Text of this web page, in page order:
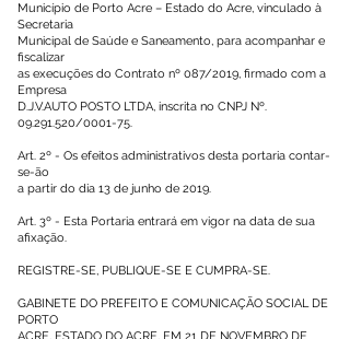
Município de Porto Acre – Estado do Acre, vinculado à
Secretaria
Municipal de Saúde e Saneamento, para acompanhar e
fiscalizar
as execuções do Contrato nº 087/2019, firmado com a
Empresa
D.J.V.AUTO POSTO LTDA, inscrita no CNPJ Nº.
09.291.520/0001-75.
Art. 2º - Os efeitos administrativos desta portaria contar-
se-ão
a partir do dia 13 de junho de 2019.
Art. 3º - Esta Portaria entrará em vigor na data de sua
afixação.
REGISTRE-SE, PUBLIQUE-SE E CUMPRA-SE.
GABINETE DO PREFEITO E COMUNICAÇÃO SOCIAL DE
PORTO